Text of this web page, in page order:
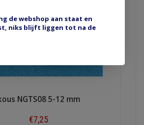
NGTS08 5-12 mm
€7,25
de webshop aan staat en
niks blijft liggen tot na de